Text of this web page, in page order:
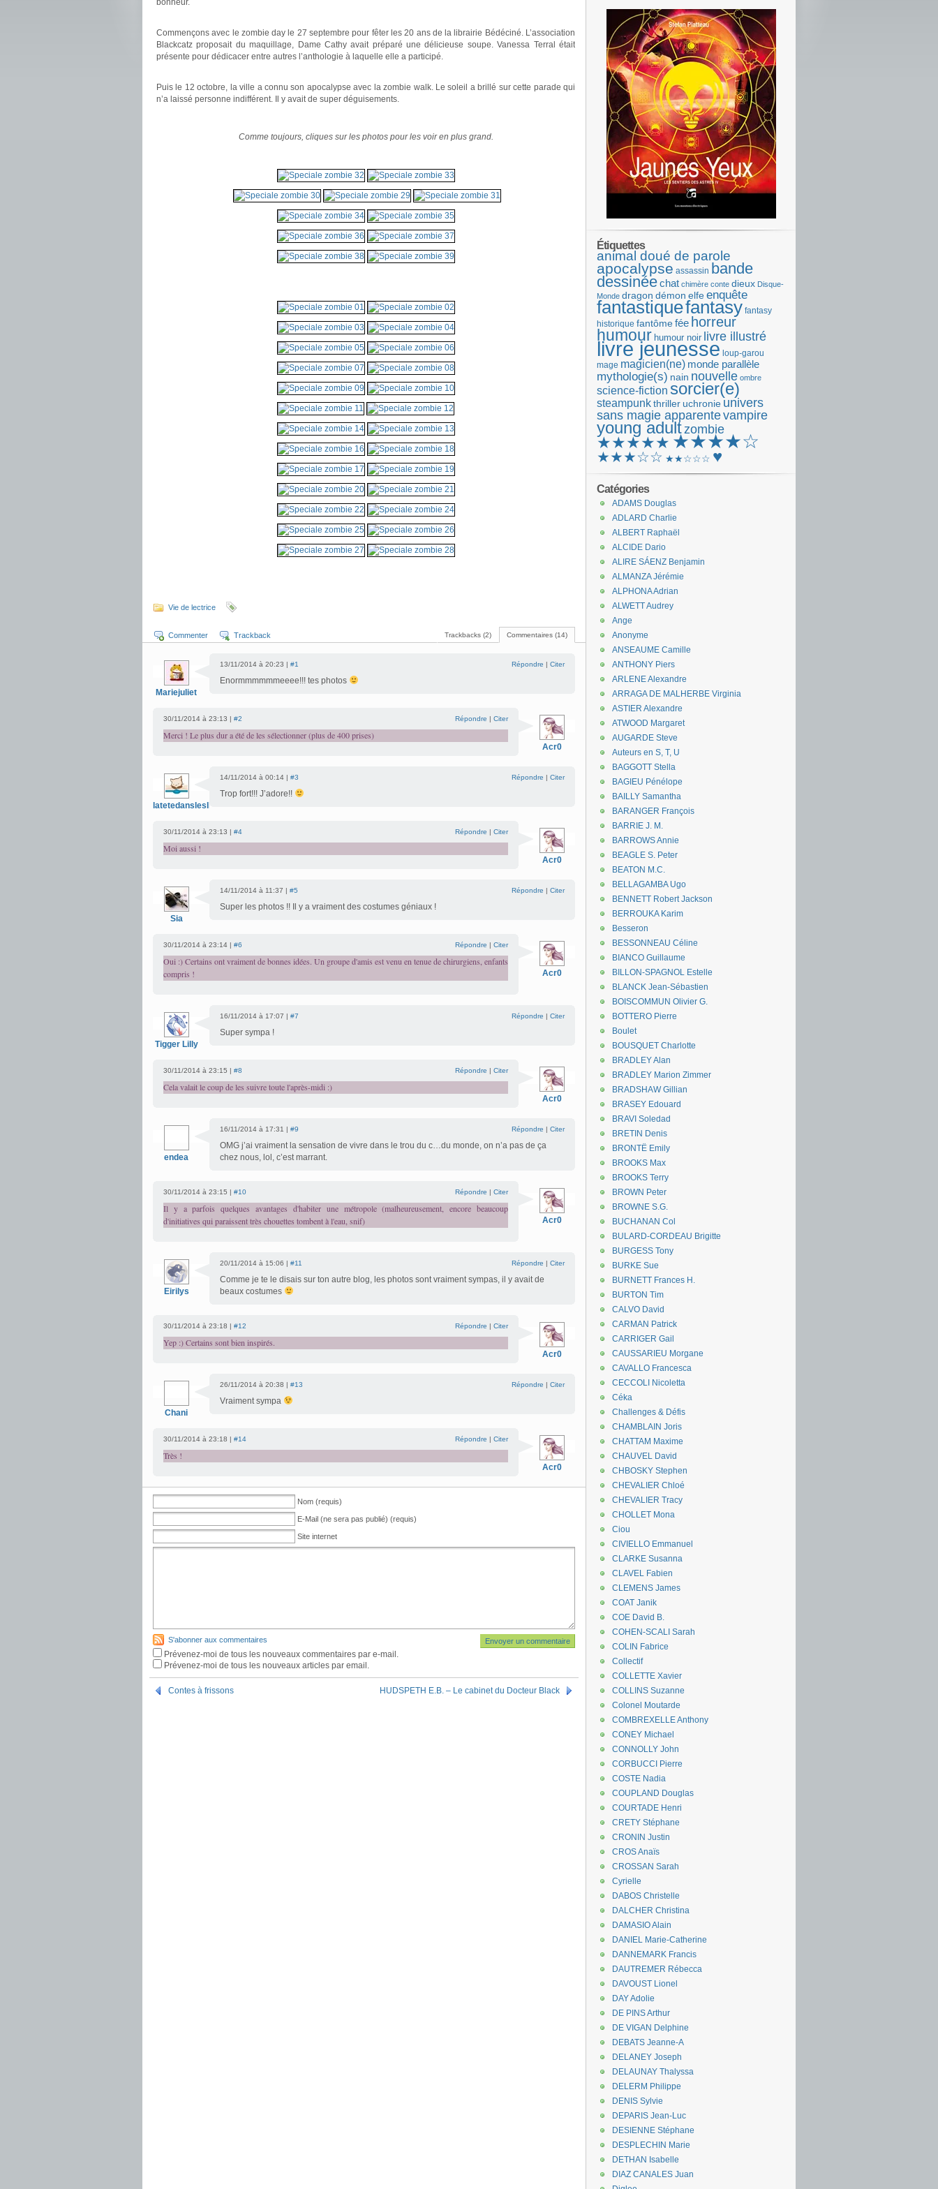
bonheur.
Commençons avec le zombie day le 27 septembre pour fêter les 20 ans de la librairie Bédéciné. L’association
Blackcatz proposait du maquillage, Dame Cathy avait préparé une délicieuse soupe. Vanessa Terral était
présente pour dédicacer entre autres l’anthologie à laquelle elle a participé.
Puis le 12 octobre, la ville a connu son apocalypse avec la zombie walk. Le soleil a brillé sur cette parade qui
n’a laissé personne indifférent. Il y avait de super déguisements.
Comme toujours, cliques sur les photos pour les voir en plus grand.
Vie de lectrice
Commentaires (14)
Trackbacks (2)
Commenter Trackback
Mariejuliet
13/11/2014 à 20:23 | #1 Répondre | Citer
Enormmmmmmeeee!!! tes photos
Acr0
30/11/2014 à 23:13 | #2 Répondre | Citer
Merci ! Le plus dur a été de les sélectionner (plus de 400 prises)
latetedansleslivres
14/11/2014 à 00:14 | #3 Répondre | Citer
Trop fort!!! J’adore!!
Acr0
30/11/2014 à 23:13 | #4 Répondre | Citer
Moi aussi !
Sia
14/11/2014 à 11:37 | #5 Répondre | Citer
Super les photos !! Il y a vraiment des costumes géniaux !
Acr0
30/11/2014 à 23:14 | #6 Répondre | Citer
Oui :) Certains ont vraiment de bonnes idées. Un groupe d'amis est venu en tenue de chirurgiens, enfants
compris !
Tigger Lilly
16/11/2014 à 17:07 | #7 Répondre | Citer
Super sympa !
Acr0
30/11/2014 à 23:15 | #8 Répondre | Citer
Cela valait le coup de les suivre toute l'après-midi :)
endea
16/11/2014 à 17:31 | #9 Répondre | Citer
OMG j’ai vraiment la sensation de vivre dans le trou du c…du monde, on n’a pas de ça
chez nous, lol, c’est marrant.
Acr0
30/11/2014 à 23:15 | #10 Répondre | Citer
Il y a parfois quelques avantages d'habiter une métropole (malheureusement, encore beaucoup
d'initiatives qui paraissent très chouettes tombent à l'eau, snif)
Eirilys
20/11/2014 à 15:06 | #11 Répondre | Citer
Comme je te le disais sur ton autre blog, les photos sont vraiment sympas, il y avait de
beaux costumes
Acr0
30/11/2014 à 23:18 | #12 Répondre | Citer
Yep :) Certains sont bien inspirés.
Chani
26/11/2014 à 20:38 | #13 Répondre | Citer
Vraiment sympa
Acr0
30/11/2014 à 23:18 | #14 Répondre | Citer
Très !
Nom (requis)
E-Mail (ne sera pas publié) (requis)
Site internet
S'abonner aux commentaires
Prévenez-moi de tous les nouveaux commentaires par e-mail.
Prévenez-moi de tous les nouveaux articles par email.
Contes à frissons HUDSPETH E.B. – Le cabinet du Docteur Black
Étiquettes
animal doué de parole
apocalypse assassin bande
dessinéechat chimère conte dieux Disque-
Monde dragon démon elfeenquête
fantastiquefantasy fantasy
historique fantômefée horreur
humour humour noir livre illustré
livre jeunesse loup-garou
mage magicien(ne) monde parallèle
mythologie(s) nain nouvelle ombre
science-fiction sorcier(e)
steampunkthriller uchronie univers
sans magie apparentevampire
young adultzombie
★★★★★ ★★★★☆
★★★☆☆ ★★☆☆☆ ♥
Catégories
ADAMS Douglas
ADLARD Charlie
ALBERT Raphaël
ALCIDE Dario
ALIRE SÁENZ Benjamin
ALMANZA Jérémie
ALPHONA Adrian
ALWETT Audrey
Ange
Anonyme
ANSEAUME Camille
ANTHONY Piers
ARLENE Alexandre
ARRAGA DE MALHERBE Virginia
ASTIER Alexandre
ATWOOD Margaret
AUGARDE Steve
Auteurs en S, T, U
BAGGOTT Stella
BAGIEU Pénélope
BAILLY Samantha
BARANGER François
BARRIE J. M.
BARROWS Annie
BEAGLE S. Peter
BEATON M.C.
BELLAGAMBA Ugo
BENNETT Robert Jackson
BERROUKA Karim
Besseron
BESSONNEAU Céline
BIANCO Guillaume
BILLON-SPAGNOL Estelle
BLANCK Jean-Sébastien
BOISCOMMUN Olivier G.
BOTTERO Pierre
Boulet
BOUSQUET Charlotte
BRADLEY Alan
BRADLEY Marion Zimmer
BRADSHAW Gillian
BRASEY Edouard
BRAVI Soledad
BRETIN Denis
BRONTË Emily
BROOKS Max
BROOKS Terry
BROWN Peter
BROWNE S.G.
BUCHANAN Col
BULARD-CORDEAU Brigitte
BURGESS Tony
BURKE Sue
BURNETT Frances H.
BURTON Tim
CALVO David
CARMAN Patrick
CARRIGER Gail
CAUSSARIEU Morgane
CAVALLO Francesca
CECCOLI Nicoletta
Céka
Challenges & Défis
CHAMBLAIN Joris
CHATTAM Maxime
CHAUVEL David
CHBOSKY Stephen
CHEVALIER Chloé
CHEVALIER Tracy
CHOLLET Mona
Ciou
CIVIELLO Emmanuel
CLARKE Susanna
CLAVEL Fabien
CLEMENS James
COAT Janik
COE David B.
COHEN-SCALI Sarah
COLIN Fabrice
Collectif
COLLETTE Xavier
COLLINS Suzanne
Colonel Moutarde
COMBREXELLE Anthony
CONEY Michael
CONNOLLY John
CORBUCCI Pierre
COSTE Nadia
COUPLAND Douglas
COURTADE Henri
CRETY Stéphane
CRONIN Justin
CROS Anaïs
CROSSAN Sarah
Cyrielle
DABOS Christelle
DALCHER Christina
DAMASIO Alain
DANIEL Marie-Catherine
DANNEMARK Francis
DAUTREMER Rébecca
DAVOUST Lionel
DAY Adolie
DE PINS Arthur
DE VIGAN Delphine
DEBATS Jeanne-A
DELANEY Joseph
DELAUNAY Thalyssa
DELERM Philippe
DENIS Sylvie
DEPARIS Jean-Luc
DESIENNE Stéphane
DESPLECHIN Marie
DETHAN Isabelle
DIAZ CANALES Juan